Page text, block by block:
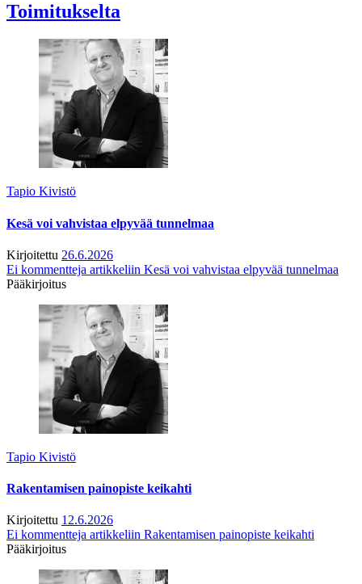
Toimitukselta
Tapio Kivistö
Kesä voi vahvistaa elpyvää tunnelmaa
Kirjoitettu 26.6.2026
Ei kommentteja artikkeliin Kesä voi vahvistaa elpyvää tunnelmaa
Pääkirjoitus
Tapio Kivistö
Rakentamisen painopiste keikahti
Kirjoitettu 12.6.2026
Ei kommentteja artikkeliin Rakentamisen painopiste keikahti
Pääkirjoitus